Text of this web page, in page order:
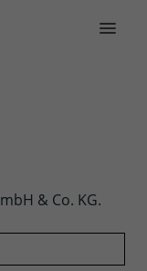
& Co. KG.